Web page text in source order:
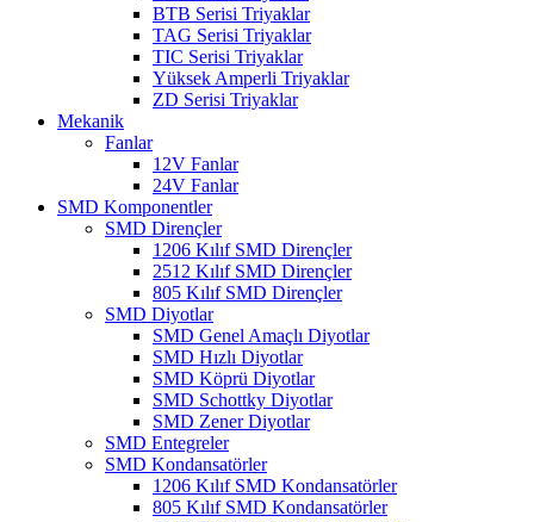
BTB Serisi Triyaklar
TAG Serisi Triyaklar
TIC Serisi Triyaklar
Yüksek Amperli Triyaklar
ZD Serisi Triyaklar
Mekanik
Fanlar
12V Fanlar
24V Fanlar
SMD Komponentler
SMD Dirençler
1206 Kılıf SMD Dirençler
2512 Kılıf SMD Dirençler
805 Kılıf SMD Dirençler
SMD Diyotlar
SMD Genel Amaçlı Diyotlar
SMD Hızlı Diyotlar
SMD Köprü Diyotlar
SMD Schottky Diyotlar
SMD Zener Diyotlar
SMD Entegreler
SMD Kondansatörler
1206 Kılıf SMD Kondansatörler
805 Kılıf SMD Kondansatörler